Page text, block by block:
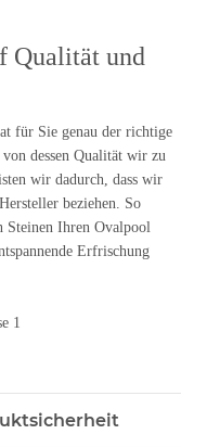
Qualität und
für Sie genau der richtige
dessen Qualität wir zu
wir dadurch, dass wir
beziehen. So
Steinen Ihren Ovalpool
Erfrischung
1